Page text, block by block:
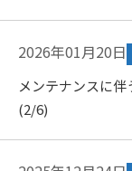
2026年01月20日
メンテナンスに伴
(2/6)